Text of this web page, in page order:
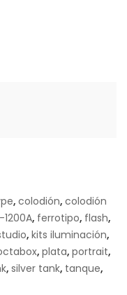
, colodión, colodión
1200A, ferrotipo, flash,
, kits iluminación,
, plata, portrait,
, silver tank, tanque,